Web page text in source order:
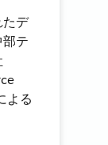
たデ
テ
よる